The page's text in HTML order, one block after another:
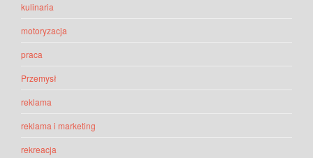
kulinaria
motoryzacja
praca
Przemysł
reklama
reklama i marketing
rekreacja